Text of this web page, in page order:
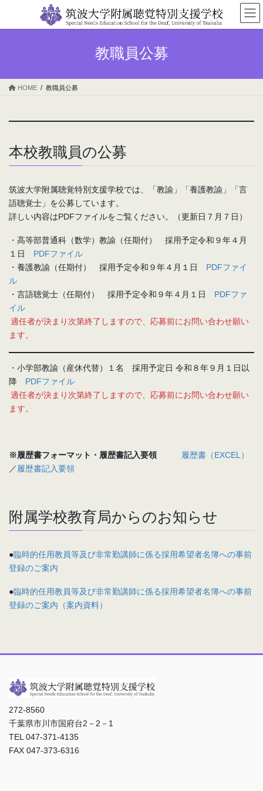
テ
ス
ゲ
ン
教職員公募
HOME 教職員公募
本校教職員の公募
筑波大学附属聴覚特別支援学校では、「教諭」「養護教諭」「言
語聴覚士」を公募しています。
詳しい内容はPDFファイルをご覧ください。（更新日７月７日）
・高等部普通科（数学）教諭（任期付） 採用予定令和９年４月
１日 PDFファイル
・養護教諭（任期付） 採用予定令和９年４月１日 PDFファイ
ル
・言語聴覚士（任期付） 採用予定令和９年４月１日 PDFファ
イル
適任者が決まり次第終了しますので、応募前にお問い合わせ願い
ます。
・小学部教諭（産休代替）１名 採用予定日 令和８年９月１日以
降 PDFファイル
適任者が決まり次第終了しますので、応募前にお問い合わせ願い
ます。
※履歴書フォーマット・履歴書記入要領
履歴書（EXCEL）
／ 履歴書記入要領
附属学校教育局からのお知らせ
●臨時的任用教員等及び非常勤講師に係る採用希望者名簿への事前
登録のご案内
●臨時的任用教員等及び非常勤講師に係る採用希望者名簿への事前
登録のご案内（案内資料）
272-8560
千葉県市川市国府台2－2－1
TEL 047-371-4135
FAX 047-373-6316